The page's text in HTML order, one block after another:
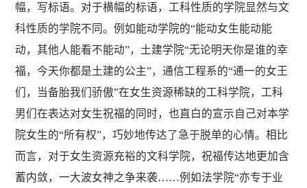
幅，写标语。对于横幅的标语，工科性质的学院显然与文
科性质的学院不同。例如能动学院的“能动女生能动能
动，其他人能看不能动”，土建学院“无论明天你是谁的幸
福，今天你都是土建的公主”，通信工程系的“通一的女王
们，当备胎我们骄傲”在女生资源稀缺的工科学院，工科
男们在表达对女生祝福的同时，也直白的宣示自己对本学
院女生的“所有权”，巧妙地传达了急于脱单的心情。相比
而言，对于女生资源充裕的文科学院，祝福传达地更加含
蓄内敛，一大波女神之争来袭……例如法学院“亦专于业